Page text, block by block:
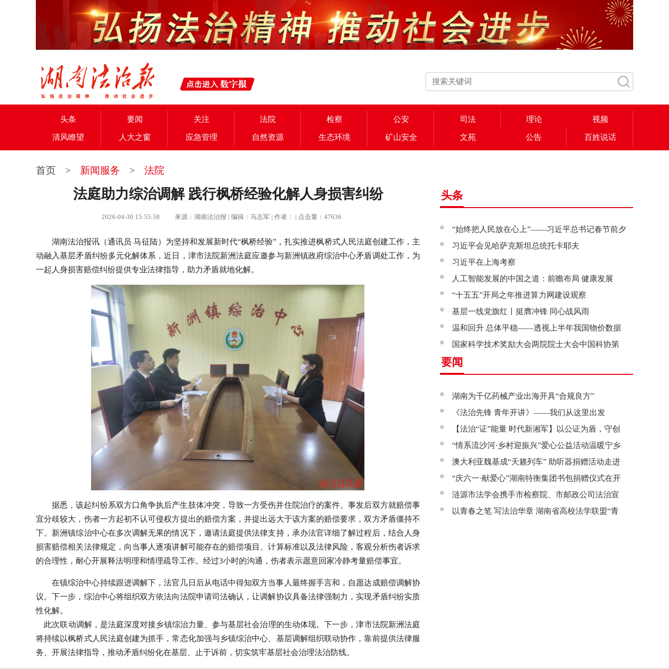
头条 要闻 关注 法院 检察 公安 司法 理论 视频
清风瞭望 人大之窗 应急管理 自然资源 生态环境 矿山安全 文苑 公告 百姓说话
首页 > 新闻服务 > 法院
法庭助力综治调解 践行枫桥经验化解人身损害纠纷
2026-04-30 15:55:58 来源：湖南法治报 | 编辑：马志军 | 作者： | 点击量：47636
湖南法治报讯（通讯员 马征陆）为坚持和发展新时代“枫桥经验”，扎实推进枫桥式人民法庭创建工作，主
动融入基层矛盾纠纷多元化解体系，近日，津市法院新洲法庭应邀参与新洲镇政府综治中心矛盾调处工作，为
一起人身损害赔偿纠纷提供专业法律指导，助力矛盾就地化解。
据悉，该起纠纷系双方口角争执后产生肢体冲突，导致一方受伤并住院治疗的案件。事发后双方就赔偿事
宜分歧较大，伤者一方起初不认可侵权方提出的赔偿方案，并提出远大于该方案的赔偿要求，双方矛盾僵持不
下。新洲镇综治中心在多次调解无果的情况下，邀请法庭提供法律支持，承办法官详细了解过程后，结合人身
损害赔偿相关法律规定，向当事人逐项讲解可能存在的赔偿项目、计算标准以及法律风险，客观分析伤者诉求
的合理性，耐心开展释法明理和情理疏导工作。经过3小时的沟通，伤者表示愿意回家冷静考量赔偿事宜。
在镇综治中心持续跟进调解下，法官几日后从电话中得知双方当事人最终握手言和，自愿达成赔偿调解协
议。下一步，综治中心将组织双方依法向法院申请司法确认，让调解协议具备法律强制力，实现矛盾纠纷实质
性化解。
此次联动调解，是法庭深度对接乡镇综治力量、参与基层社会治理的生动体现。下一步，津市法院新洲法庭
将持续以枫桥式人民法庭创建为抓手，常态化加强与乡镇综治中心、基层调解组织联动协作，靠前提供法律服
务、开展法律指导，推动矛盾纠纷化在基层、止于诉前，切实筑牢基层社会治理法治防线。
头条
“始终把人民放在心上”——习近平总书记春节前夕
赴辽宁看望慰问基层干部群众纪实
习近平会见哈萨克斯坦总统托卡耶夫
习近平在上海考察
人工智能发展的中国之道：前瞻布局 健康发展
“十五五”开局之年推进算力网建设观察
基层一线党旗红丨挺膺冲锋 同心战风雨
温和回升 总体平稳——透视上半年我国物价数据
国家科学技术奖励大会两院院士大会中国科协第
十一次全国代表大会在京召开
要闻
湖南为千亿药械产业出海开具“合规良方”
《法治先锋 青年开讲》——我们从这里出发
【法治“证”能量 时代新湘军】以公证为盾，守创
新之魂 湖南青年公证人为知识产权保护筑牢防线
“情系流沙河·乡村迎振兴”爱心公益活动温暖宁乡
市流沙河镇
澳大利亚魏基成“天籁列车” 助听器捐赠活动走进
开慧镇
“庆六一·献爱心”湖南特衡集团书包捐赠仪式在开
慧镇举行
涟源市法学会携手市检察院、市邮政公司法治宣
讲走进七星街镇仙洞中学
以青春之笔 写法治华章 湖南省高校法学联盟“青